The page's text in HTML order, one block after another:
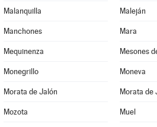
Malanquilla Maleján
Manchones Mara
Mequinenza Mesones
Monegrillo Moneva
Morata de Jalón Morata de
Mozota Muel